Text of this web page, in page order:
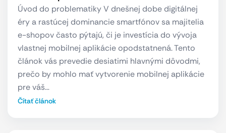
Úvod do problematiky V dnešnej dobe digitálnej
éry a rastúcej dominancie smartfónov sa majitelia
e-shopov často pýtajú, či je investícia do vývoja
vlastnej mobilnej aplikácie opodstatnená. Tento
článok vás prevedie desiatimi hlavnými dôvodmi,
prečo by mohlo mať vytvorenie mobilnej aplikácie
pre váš…
Čítať článok